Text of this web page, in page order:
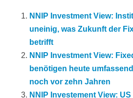
NNIP Investment View:
uneinig, was Zukunft der
betrifft
NNIP Investment View:
benötigen heute
noch vor zehn Jahren
NNIP Investement View: